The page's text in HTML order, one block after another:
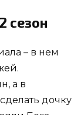
сезон
– в нем
а в
дочку